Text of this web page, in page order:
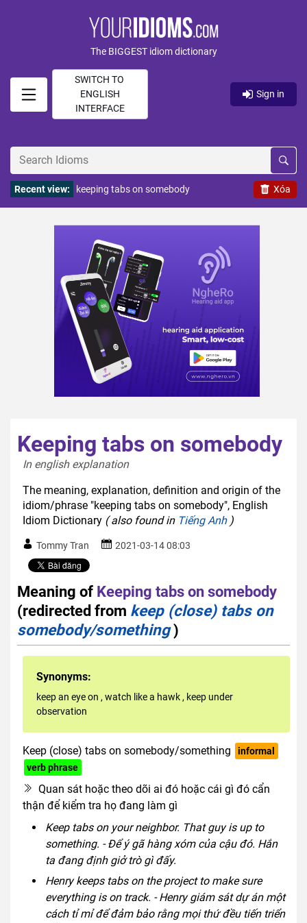
The BIGGEST idiom dictionary
SWITCH TO
ENGLISH
INTERFACE
Sign in
Xóa
Recent view: keeping tabs on somebody
Keeping tabs on somebody
In english explanation
The meaning, explanation, definition and origin of the
idiom/phrase "keeping tabs on somebody", English
Idiom Dictionary ( also found in Tiếng Anh)
Tommy Tran 2021-03-14 08:03
Meaning of Keeping tabs on somebody
(redirected from keep (close) tabs on
somebody/something)
Synonyms:
keep an eye on , watch like a hawk , keep under
observation
Keep (close) tabs on somebody/something
informal
verb phrase
Quan sát hoặc theo dõi ai đó hoặc cái gì đó cẩn
thận để kiểm tra họ đang làm gì
Keep tabs on your neighbor. That guy is up to
something. - Để ý gã hàng xóm của cậu đó. Hắn
ta đang định giở trò gì đấy.
Henry keeps tabs on the project to make sure
everything is on track. - Henry giám sát dự án một
cách tỉ mỉ để đảm bảo rằng mọi thứ đều tiến triển